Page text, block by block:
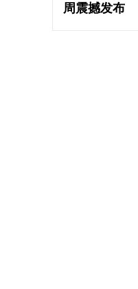
周震撼发布